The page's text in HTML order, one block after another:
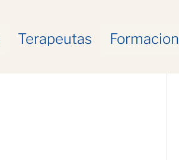
Terapeutas Formacion